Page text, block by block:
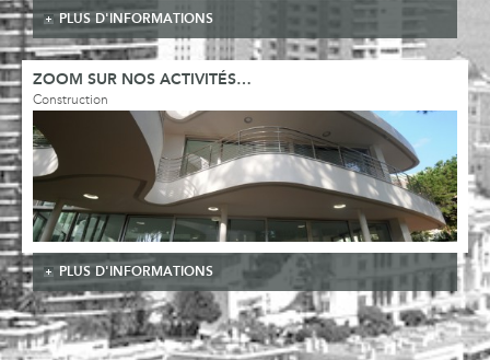
PLUS D'INFORMATIONS
ZOOM SUR NOS ACTIVITÉS…
Construction
PLUS D'INFORMATIONS